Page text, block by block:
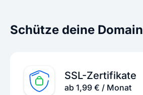
Schütze deine Domain
SSL-Zertifikate
ab 1,99 € / Monat